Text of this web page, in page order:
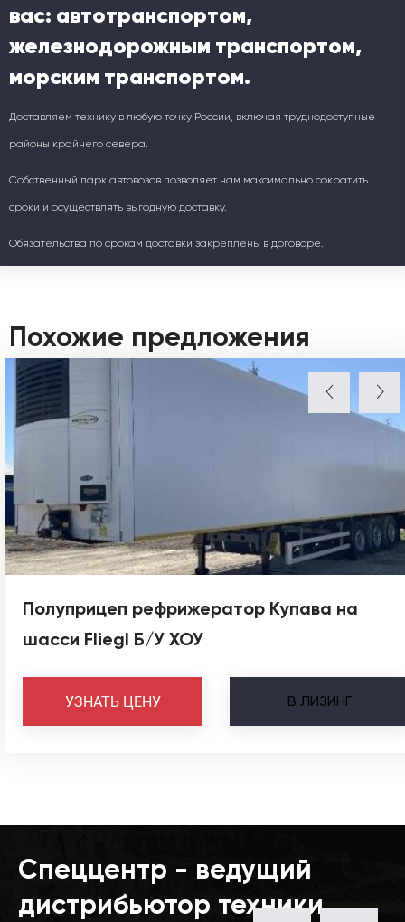
вас: автотранспортом,
железнодорожным транспортом,
морским транспортом.
Доставляем технику в любую точку России, включая труднодоступные
районы крайнего севера.
Собственный парк автовозов позволяет нам максимально сократить
сроки и осуществлять выгодную доставку.
Обязательства по срокам доставки закреплены в договоре.
Похожие предложения
Полуприцеп рефрижератор Купава на
шасси Fliegl Б/У ХОУ
В ЛИЗИНГ
УЗНАТЬ ЦЕНУ
Спеццентр - ведущий
дистрибьютор техники